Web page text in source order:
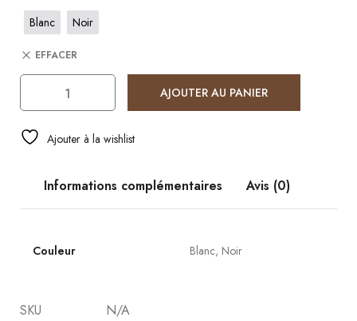
Blanc
Noir
EFFACER
AJOUTER AU PANIER
Ajouter à la wishlist
Informations complémentaires Avis (0)
Couleur Blanc, Noir
SKU
N/A